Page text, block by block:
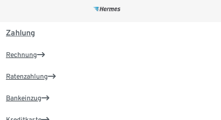
Zahlung
Rechnung
Ratenzahlung
Bankeinzug